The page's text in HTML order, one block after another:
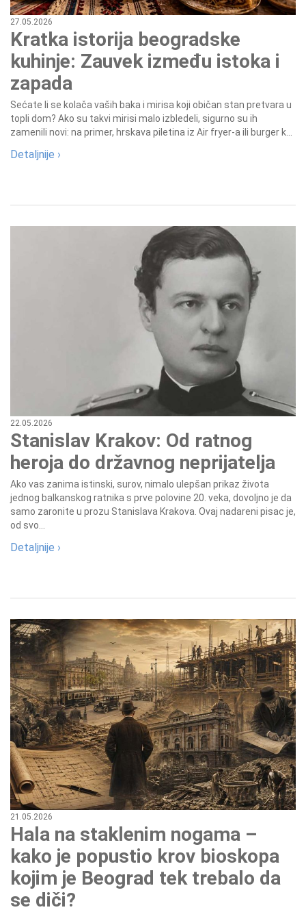
27.05.2026
Kratka istorija beogradske
kuhinje: Zauvek između istoka i
zapada
Sećate li se kolača vaših baka i mirisa koji običan stan pretvara u
topli dom? Ako su takvi mirisi malo izbledeli, sigurno su ih
zamenili novi: na primer, hrskava piletina iz Air fryer-a ili burger k...
Detaljnije ›
22.05.2026
Stanislav Krakov: Od ratnog
heroja do državnog neprijatelja
Ako vas zanima istinski, surov, nimalo ulepšan prikaz života
jednog balkanskog ratnika s prve polovine 20. veka, dovoljno je da
samo zaronite u prozu Stanislava Krakova. Ovaj nadareni pisac je,
od svo...
Detaljnije ›
21.05.2026
Hala na staklenim nogama –
kako je popustio krov bioskopa
kojim je Beograd tek trebalo da
se diči?